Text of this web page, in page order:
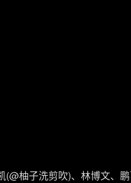
柚子洗剪吹)、林博文、